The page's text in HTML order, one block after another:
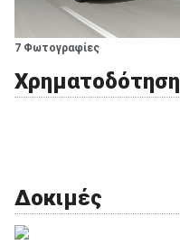
7 Φωτογραφίες
Χρηματοδότηση
Δοκιμές